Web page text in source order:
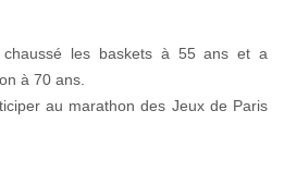
chaussé les baskets à 55 ans et a
à 70 ans.
au marathon des Jeux de Paris